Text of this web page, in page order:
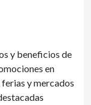
y beneficios de
en
y mercados